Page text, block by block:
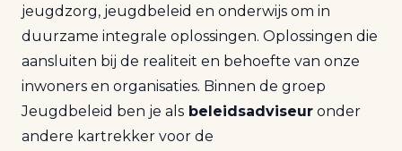
jeugdzorg, jeugdbeleid en onderwijs om in
duurzame integrale oplossingen. Oplossingen die
aansluiten bij de realiteit en behoefte van onze
inwoners en organisaties. Binnen de groep
Jeugdbeleid ben je als beleidsadviseur onder
andere kartrekker voor de